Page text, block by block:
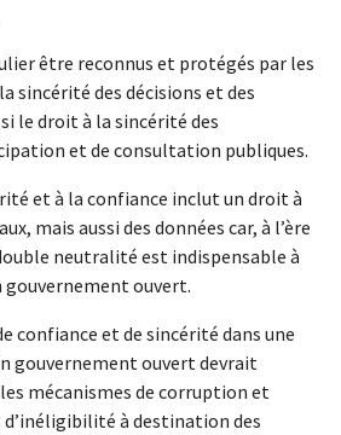
être reconnus et protégés par les
sincérité des décisions et des
le droit à la sincérité des
et de consultation publiques.
et à la confiance inclut un droit à
mais aussi des données car, à l’ère
neutralité est indispensable à
gouvernement ouvert.
confiance et de sincérité dans une
gouvernement ouvert devrait
mécanismes de corruption et
d’inéligibilité à destination des